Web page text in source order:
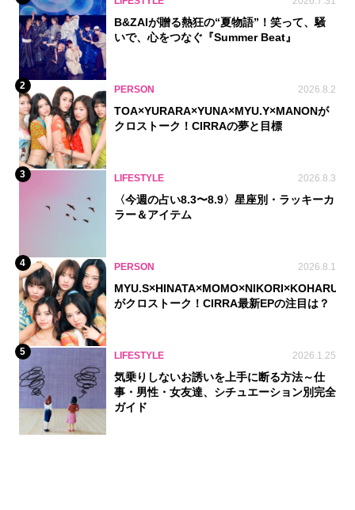
B&ZAIが贈る熱狂の“夏物語”！笑って、騒
いで、心をつなぐ『Summer Beat』
2 PERSON 2026.8.2
TOA×YURARA×YUNA×MYU.Y×MANONが
クロストーク！CIRRAの夢と目標
3 LIFESTYLE 2026.8.3
〈今週の占い8.3〜8.9〉星座別・ラッキーカ
ラー＆アイテム
4 PERSON 2026.8.1
MYU.S×HINATA×MOMO×NIKORI×KOHARU
がクロストーク！CIRRA最新EPの注目は？
5 LIFESTYLE 2026.1.25
気乗りしないお誘いを上手に断る方法～仕
事・男性・女友達、シチュエーション別完全
ガイド